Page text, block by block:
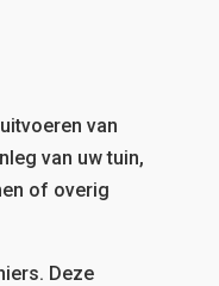
van
van uw tuin,
of overig
Deze